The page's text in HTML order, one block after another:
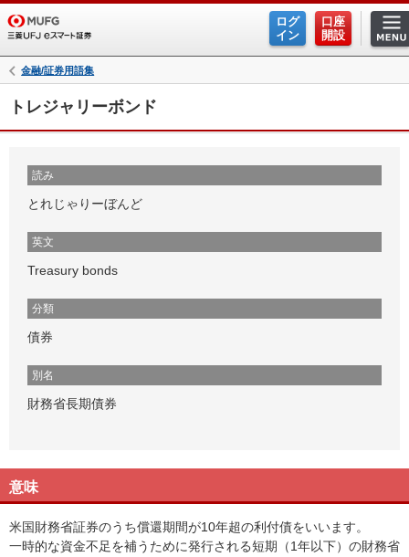
ログ
イン
口座
開設
金融/証券用語集
トレジャリーボンド
読み
とれじゃりーぼんど
英文
Treasury bonds
分類
債券
別名
財務省長期債券
意味
米国財務省証券のうち償還期間が10年超の利付債をいいます。
一時的な資金不足を補うために発行される短期（1年以下）の財務省